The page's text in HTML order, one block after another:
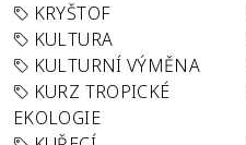
KRYŠTOF
KULTURA
KULTURNÍ VÝMĚNA
KURZ TROPICKÉ
EKOLOGIE